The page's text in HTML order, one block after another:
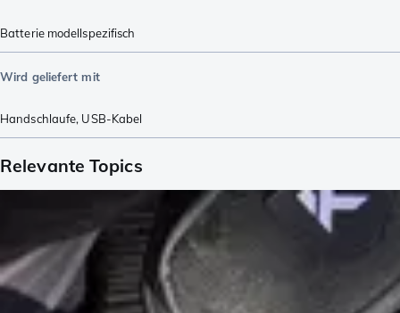
Batterie modellspezifisch
Wird geliefert mit
Handschlaufe, USB-Kabel
Relevante Topics